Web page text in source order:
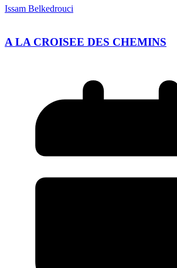
Issam Belkedrouci
A LA CROISEE DES CHEMINS